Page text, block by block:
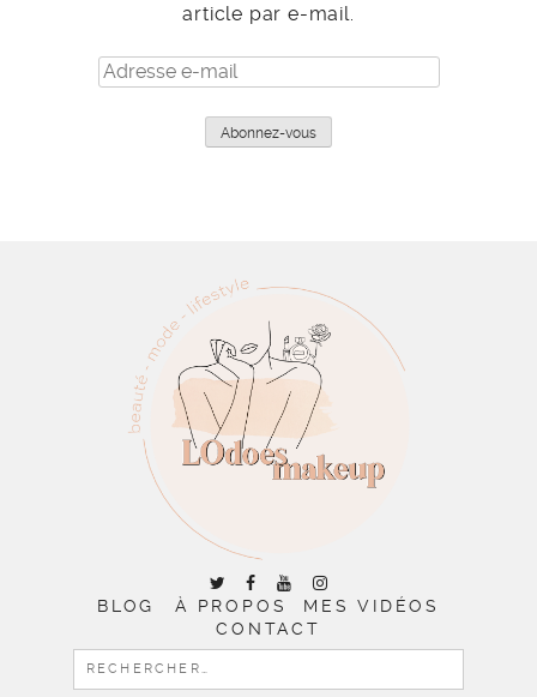
article par e-mail.
Adresse
e-
Abonnez-vous
BLOG À PROPOS
MES VIDÉOS
CONTACT
RECHERCHER :